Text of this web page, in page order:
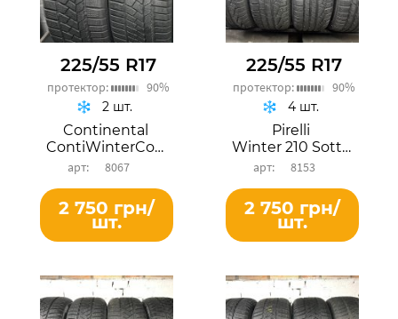
225/55 R17
протектор: 90%
Continental
ContiWinterContact TS 830P
8067
2 шт.
2 750 грн/
шт.
225/55 R17
протектор: 90%
Pirelli
Winter 210 SottoZero Serie2
8153
4 шт.
2 750 грн/
шт.